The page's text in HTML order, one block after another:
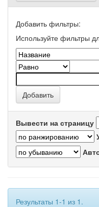
Добавить фильтры:
Используйте фильтры
Вывести на страницу
Результаты 1-1 из 1.